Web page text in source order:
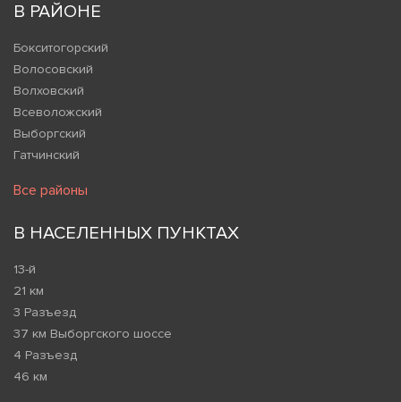
В РАЙОНЕ
Бокситогорский
Волосовский
Волховский
Всеволожский
Выборгский
Гатчинский
Все районы
В НАСЕЛЕННЫХ ПУНКТАХ
13-й
21 км
3 Разъезд
37 км Выборгского шоссе
4 Разъезд
46 км